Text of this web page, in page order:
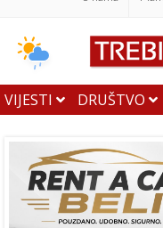
VIJESTI DRUŠTVO